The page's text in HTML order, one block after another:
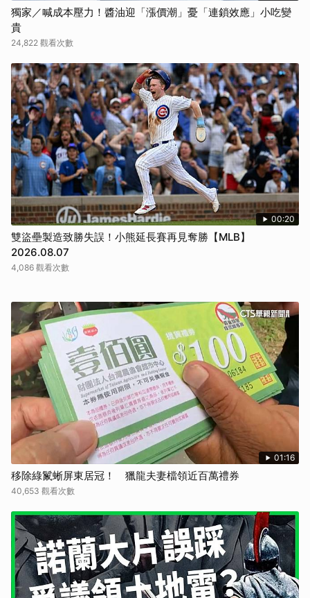
獨家／喊成本壓力！醬油迎「漲價潮」憂「連鎖效應」小吃變
貴
24,822 觀看次數
00:20
雙盜壘製造致勝失誤！小熊延長賽再見奪勝【MLB】
2026.08.07
4,086 觀看次數
01:16
移除綠鬣蜥屏東居冠！ 獵龍夫妻檔領近百萬禮券
40,653 觀看次數